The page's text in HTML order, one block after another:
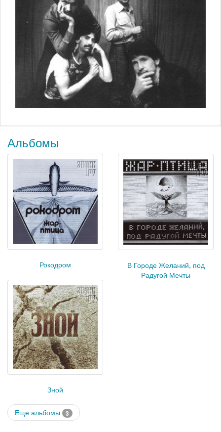
Альбомы
Рокодром
В Городе Желаний, под
Радугой Мечты
Зной
Еще альбомы 3